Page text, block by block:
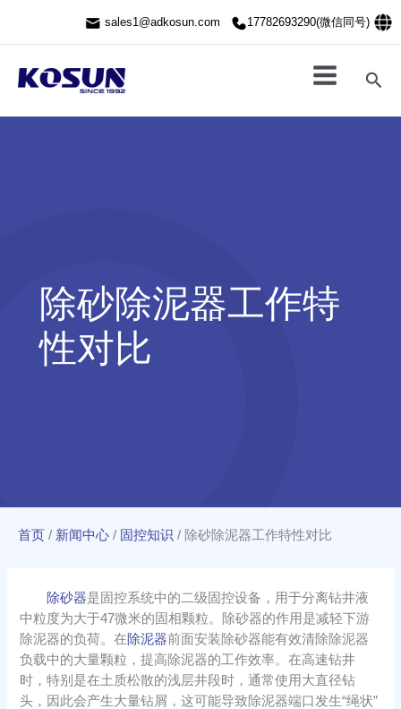
sales1@adkosun.com 17782693290(微信同号)
搜
索
除砂除泥器工作特
性对比
首页 / 新闻中心 / 固控知识 / 除砂除泥器工作特性对比
除砂器是固控系统中的二级固控设备，用于分离钻井液
中粒度为大于47微米的固相颗粒。除砂器的作用是减轻下游
除泥器的负荷。在除泥器前面安装除砂器能有效清除除泥器
负载中的大量颗粒，提高除泥器的工作效率。在高速钻井
时，特别是在土质松散的浅层井段时，通常使用大直径钻
头，因此会产生大量钻屑，这可能导致除泥器端口发生“绳状”